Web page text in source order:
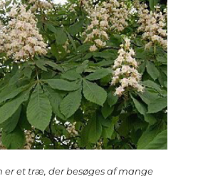
er et træ, der besøges af mange